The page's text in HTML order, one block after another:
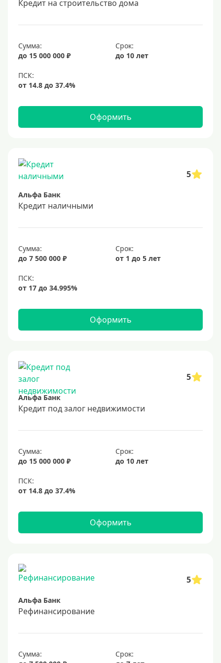
20 лет
25 лет
30 лет
Месяц
2 месяца
3 месяца
6 месяцев
Ставка
4%
6%
7%
8%
9%
11%
12%
14%
15%
16%
17%
20%
Сумма
1000000 руб
1200000 руб
1300000 руб
1500000 руб
1600000 руб
Кредит на строительство дома
Сумма:
до 15 000 000 ₽
Срок:
до 10 лет
Оформить
5
Альфа Банк
Кредит наличными
Сумма:
до 7 500 000 ₽
Срок:
от 1 до 5 лет
Оформить
5
Альфа Банк
Кредит под залог недвижимости
Сумма:
до 15 000 000 ₽
Срок:
до 10 лет
Оформить
5
Альфа Банк
Рефинансирование
Сумма:
Срок: